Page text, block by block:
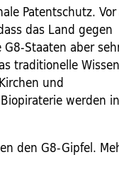
Patentschutz.
das Land gegen
Staaten aber
traditionelle
und
werden in
den G8-Gipfel.